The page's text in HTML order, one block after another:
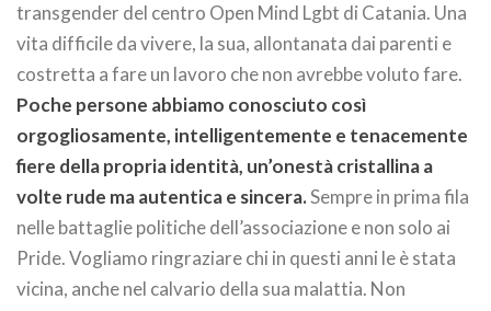
transgender del centro Open Mind Lgbt di Catania. Una
vita difficile da vivere, la sua, allontanata dai parenti e
costretta a fare un lavoro che non avrebbe voluto fare.
Poche persone abbiamo conosciuto così
orgogliosamente, intelligentemente e tenacemente
fiere della propria identità, un’onestà cristallina a
volte rude ma autentica e sincera.Sempre in prima fila
nelle battaglie politiche dell’associazione e non solo ai
Pride. Vogliamo ringraziare chi in questi anni le è stata
vicina, anche nel calvario della sua malattia. Non